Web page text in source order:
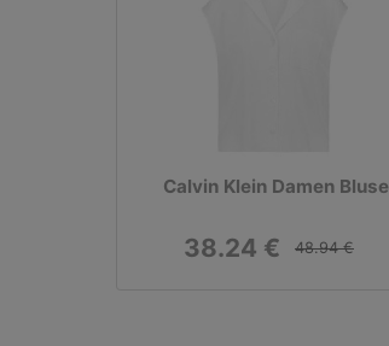
Calvin Klein Damen Bluse
38.24 € 48.94 €